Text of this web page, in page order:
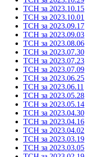
ТСН за 2023.10.15
ТСН за 2023.10.01
ТСН за 2023.09.17
ТСН за 2023.09.03
ТСН за 2023.08.06
ТСН за 2023.07.30
ТСН за 2023.07.23
ТСН за 2023.07.09
ТСН за 2023.06.25
ТСН за 2023.06.11
ТСН за 2023.05.28
ТСН за 2023.05.14
ТСН за 2023.04.30
ТСН за 2023.04.16
ТСН за 2023.04.02
ТСН за 2023.03.19
ТСН за 2023.03.05